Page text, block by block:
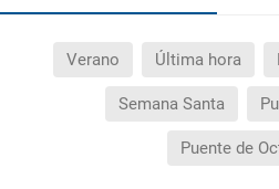
Verano Última hora
Semana Santa
Puente de